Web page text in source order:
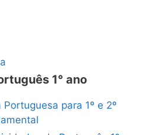
1° ano
para 1º e 2º